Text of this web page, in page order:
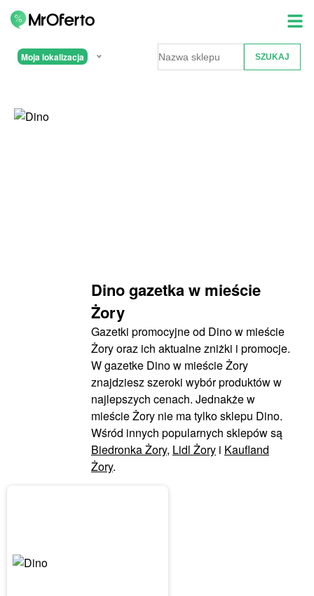
Moja lokalizacja
Dino gazetka w mieście
Żory
Gazetki promocyjne od Dino w mieście
Żory oraz ich aktualne zniżki i promocje.
W gazetke Dino w mieście Żory
znajdziesz szeroki wybór produktów w
najlepszych cenach. Jednakże w
mieście Żory nie ma tylko sklepu Dino.
Wśród innych popularnych sklepów są
Biedronka Żory, Lidl Żory i Kaufland
Żory.